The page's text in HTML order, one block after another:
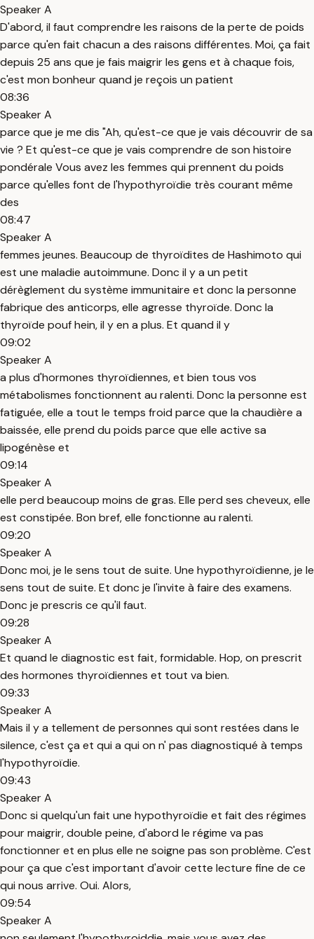
Speaker A
D'abord, il faut comprendre les raisons de la perte de poids
parce qu'en fait chacun a des raisons différentes. Moi, ça fait
depuis 25 ans que je fais maigrir les gens et à chaque fois,
c'est mon bonheur quand je reçois un patient
08:36
Speaker A
parce que je me dis "Ah, qu'est-ce que je vais découvrir de sa
vie ? Et qu'est-ce que je vais comprendre de son histoire
pondérale Vous avez les femmes qui prennent du poids
parce qu'elles font de l'hypothyroïdie très courant même
des
08:47
Speaker A
femmes jeunes. Beaucoup de thyroïdites de Hashimoto qui
est une maladie autoimmune. Donc il y a un petit
dérèglement du système immunitaire et donc la personne
fabrique des anticorps, elle agresse thyroïde. Donc la
thyroïde pouf hein, il y en a plus. Et quand il y
09:02
Speaker A
a plus d'hormones thyroïdiennes, et bien tous vos
métabolismes fonctionnent au ralenti. Donc la personne est
fatiguée, elle a tout le temps froid parce que la chaudière a
baissée, elle prend du poids parce que elle active sa
lipogénèse et
09:14
Speaker A
elle perd beaucoup moins de gras. Elle perd ses cheveux, elle
est constipée. Bon bref, elle fonctionne au ralenti.
09:20
Speaker A
Donc moi, je le sens tout de suite. Une hypothyroïdienne, je le
sens tout de suite. Et donc je l'invite à faire des examens.
Donc je prescris ce qu'il faut.
09:28
Speaker A
Et quand le diagnostic est fait, formidable. Hop, on prescrit
des hormones thyroïdiennes et tout va bien.
09:33
Speaker A
Mais il y a tellement de personnes qui sont restées dans le
silence, c'est ça et qui a qui on n' pas diagnostiqué à temps
l'hypothyroïdie.
09:43
Speaker A
Donc si quelqu'un fait une hypothyroïdie et fait des régimes
pour maigrir, double peine, d'abord le régime va pas
fonctionner et en plus elle ne soigne pas son problème. C'est
pour ça que c'est important d'avoir cette lecture fine de ce
qui nous arrive. Oui. Alors,
09:54
Speaker A